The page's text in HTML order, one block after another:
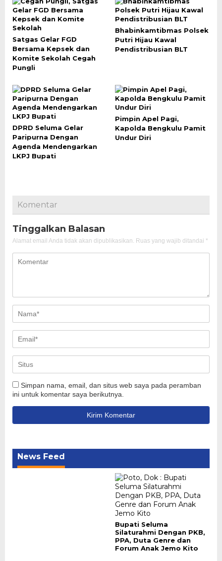
Satgas Gelar FGD
Bersama Kepsek dan
Komite Sekolah Cegah
Pungli
Bhabinkamtibmas Polsek
Putri Hijau Kawal
Pendistribusian BLT
DPRD Seluma Gelar
Paripurna Dengan
Agenda Mendengarkan
LKPJ Bupati
Pimpin Apel Pagi,
Kapolda Bengkulu Pamit
Undur Diri
Komentar
Tinggalkan Balasan
Alamat email Anda tidak akan dipublikasikan. Ruas yang wajib ditandai *
Simpan nama, email, dan situs web saya pada peramban
ini untuk komentar saya berikutnya.
News Feed
Bupati Seluma
Silaturahmi Dengan PKB,
PPA, Duta Genre dan
Forum Anak Jemo Kito